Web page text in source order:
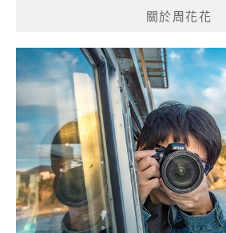
關於周花花